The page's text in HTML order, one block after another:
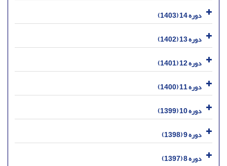
دوره 14 (1403)
دوره 13 (1402)
دوره 12 (1401)
دوره 11 (1400)
دوره 10 (1399)
دوره 9 (1398)
دوره 8 (1397)